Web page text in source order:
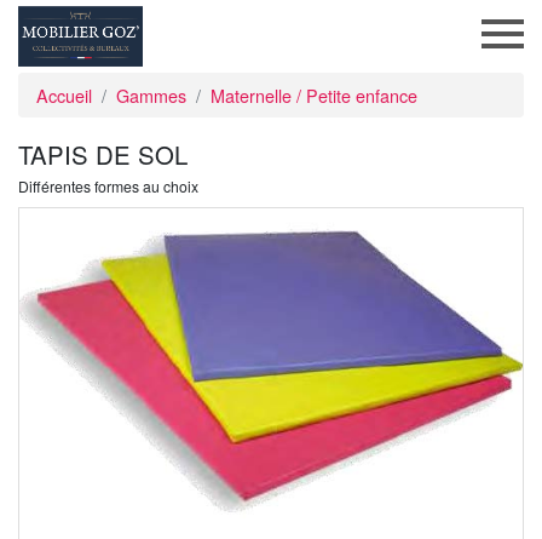
Accueil Gammes Maternelle / Petite enfance
TAPIS DE SOL
Différentes formes au choix